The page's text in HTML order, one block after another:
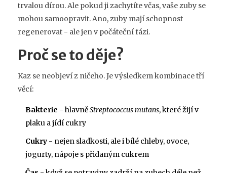
trvalou dírou. Ale pokud ji zachytíte včas, vaše zuby se
mohou samoopravit. Ano, zuby mají schopnost
regenerovat - ale jen v počáteční fázi.
Proč se to děje?
Kaz se neobjeví z ničeho. Je výsledkem kombinace tří
věcí:
Bakterie - hlavněStreptococcus mutans, které žijí v
plaku a jídí cukry
Cukry - nejen sladkosti, ale i bílé chleby, ovoce,
jogurty, nápoje s přidaným cukrem